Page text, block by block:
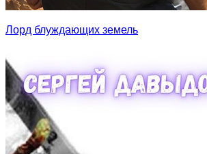
Лорд блуждающих земель